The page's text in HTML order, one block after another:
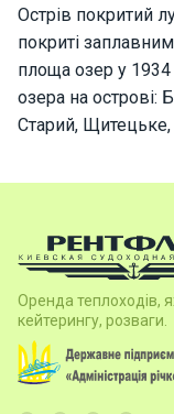
Острів покритий
покриті
площа озер у 1934
озера на острові:
Старий,
Оренда теплоходів,
кейтерингу, розваги.
Розваг
Відгуки
Контакт
и